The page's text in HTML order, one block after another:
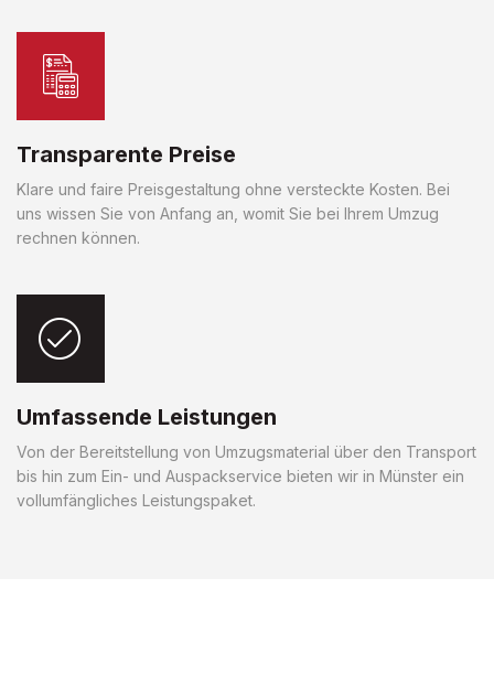
Transparente Preise
Klare und faire Preisgestaltung ohne versteckte Kosten. Bei
uns wissen Sie von Anfang an, womit Sie bei Ihrem Umzug
rechnen können.
Umfassende Leistungen
Von der Bereitstellung von Umzugsmaterial über den Transport
bis hin zum Ein- und Auspackservice bieten wir in Münster ein
vollumfängliches Leistungspaket.